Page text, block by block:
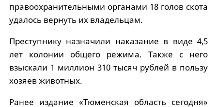
правоохранительными органами 18 голов скота
удалось вернуть их владельцам.
Преступнику назначили наказание в виде 4,5
лет колонии общего режима. Также с него
взыскали 1 миллион 310 тысяч рублей в пользу
хозяев животных.
Ранее издание «Тюменская область сегодня»